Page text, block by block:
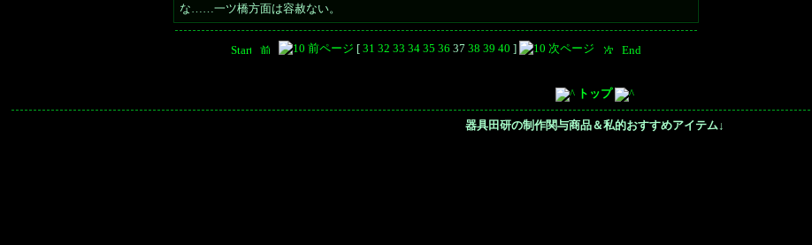
な……一ツ橋方面は容赦ない。
[ 31 32 33 34 35 36 37 38 39 40 ]
トップ
器具田研の制作関与商品＆私的おすすめアイテム↓